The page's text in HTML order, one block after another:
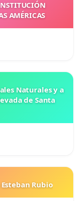
AMÉRICAS
Naturales y a
de Santa
Rubio